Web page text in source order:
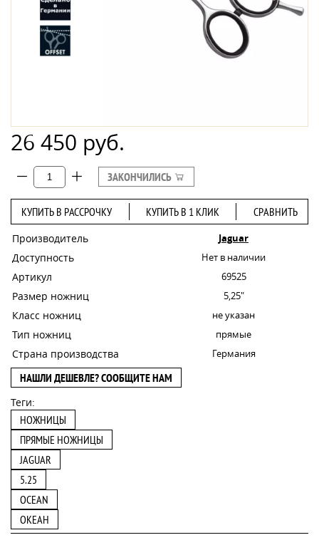
26 450 руб.
ЗАКОНЧИЛИСЬ
КУПИТЬ В РАССРОЧКУ КУПИТЬ В 1 КЛИК СРАВНИТЬ
Производитель Jaguar
Доступность Нет в наличии
Артикул 69525
Размер ножниц 5,25"
Класс ножниц не указан
Тип ножниц прямые
Страна производства Германия
НАШЛИ ДЕШЕВЛЕ? СООБЩИТЕ НАМ
Теги:
НОЖНИЦЫ
ПРЯМЫЕ НОЖНИЦЫ
JAGUAR
5.25
OCEAN
ОКЕАН